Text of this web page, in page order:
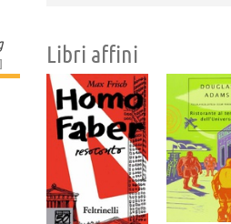
] Libri affini